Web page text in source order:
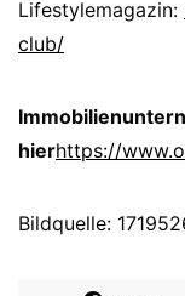
Lifestylemagazin:
club/
hierhttps://
Bildquelle: